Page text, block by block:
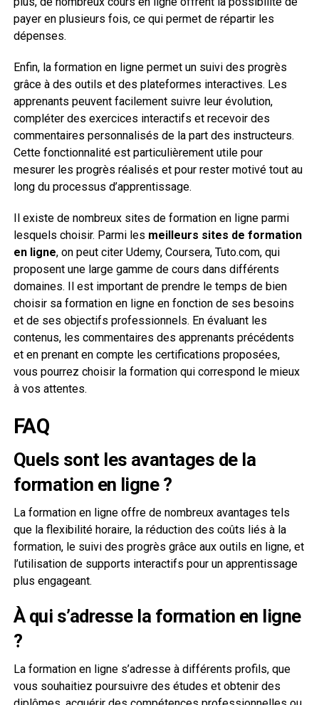
payer en plusieurs fois, ce qui permet de répartir les
dépenses.
Enfin, la formation en ligne permet un suivi des progrès
grâce à des outils et des plateformes interactives. Les
apprenants peuvent facilement suivre leur évolution,
compléter des exercices interactifs et recevoir des
commentaires personnalisés de la part des instructeurs.
Cette fonctionnalité est particulièrement utile pour
mesurer les progrès réalisés et pour rester motivé tout au
long du processus d’apprentissage.
Il existe de nombreux sites de formation en ligne parmi
lesquels choisir. Parmi les meilleurs sites de formation
en ligne, on peut citer Udemy, Coursera, Tuto.com, qui
proposent une large gamme de cours dans différents
domaines. Il est important de prendre le temps de bien
choisir sa formation en ligne en fonction de ses besoins
et de ses objectifs professionnels. En évaluant les
contenus, les commentaires des apprenants précédents
et en prenant en compte les certifications proposées,
vous pourrez choisir la formation qui correspond le mieux
à vos attentes.
FAQ
Quels sont les avantages de la
formation en ligne ?
La formation en ligne offre de nombreux avantages tels
que la flexibilité horaire, la réduction des coûts liés à la
formation, le suivi des progrès grâce aux outils en ligne, et
l’utilisation de supports interactifs pour un apprentissage
plus engageant.
À qui s’adresse la formation en ligne
?
La formation en ligne s’adresse à différents profils, que
vous souhaitiez poursuivre des études et obtenir des